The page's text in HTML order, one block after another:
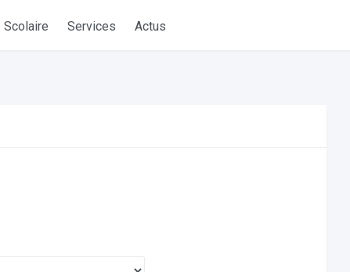
Scolaire Services Actus